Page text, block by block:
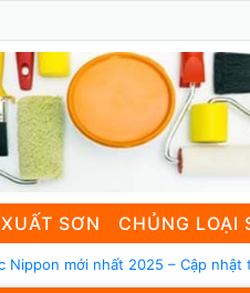
SƠN CHỦNG LOẠI
Nippon mới nhất 2025 – Cập